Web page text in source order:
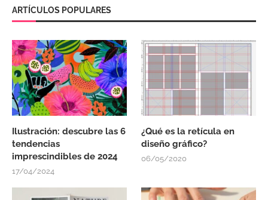
ARTÍCULOS POPULARES
Ilustración: descubre las 6
tendencias
imprescindibles de 2024
17/04/2024
¿Qué es la retícula en
diseño gráfico?
06/05/2020